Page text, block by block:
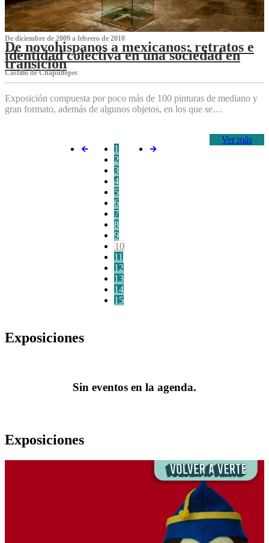
De diciembre de 2009 a febrero de 2010
De novohispanos a mexicanos: retratos e
identidad colectiva en una sociedad en
transición
Castillo de Chapultepec
Exposición compuesta por poco más de 100 pinturas de mediano y
gran formato, además de algunos objetos, en los que se…
Ver más
1
2
3
4
5
6
7
8
9
10
11
12
13
14
15
Exposiciones
Sin eventos en la agenda.
Exposiciones